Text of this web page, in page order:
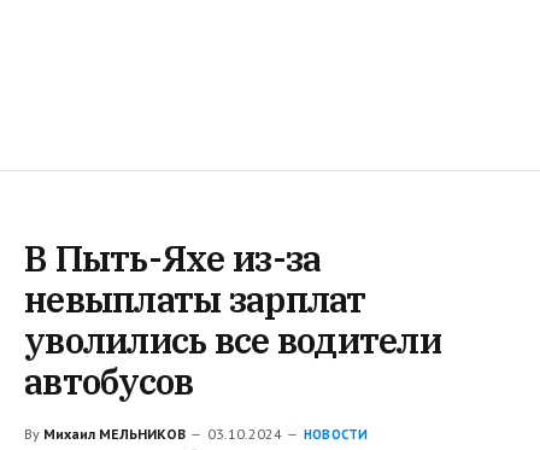
В Пыть-Яхе из-за
невыплаты зарплат
уволились все водители
автобусов
By Михаил МЕЛЬНИКОВ 03.10.2024 НОВОСТИ